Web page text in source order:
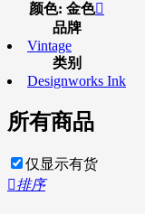
颜色: 金色
品牌
Vintage
类别
Designworks Ink
所有商品
仅显示有货
排序